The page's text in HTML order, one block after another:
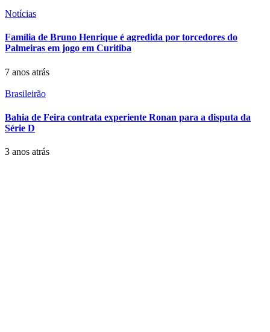
Notícias
Família de Bruno Henrique é agredida por torcedores do
Palmeiras em jogo em Curitiba
7 anos atrás
Brasileirão
Bahia de Feira contrata experiente Ronan para a disputa da
Série D
3 anos atrás